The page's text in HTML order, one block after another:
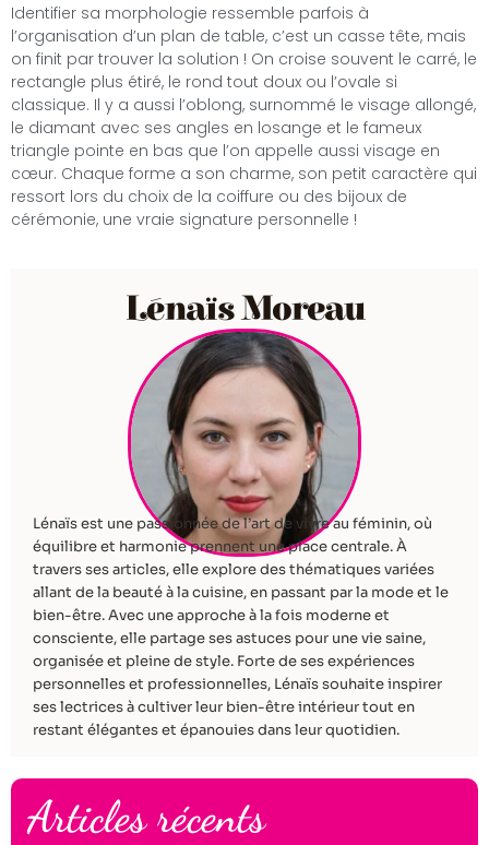
Identifier sa morphologie ressemble parfois à
l’organisation d’un plan de table, c’est un casse tête, mais
on finit par trouver la solution ! On croise souvent le carré, le
rectangle plus étiré, le rond tout doux ou l’ovale si
classique. Il y a aussi l’oblong, surnommé le visage allongé,
le diamant avec ses angles en losange et le fameux
triangle pointe en bas que l’on appelle aussi visage en
cœur. Chaque forme a son charme, son petit caractère qui
ressort lors du choix de la coiffure ou des bijoux de
cérémonie, une vraie signature personnelle !
Lénaïs Moreau
Lénaïs est une passionnée de l’art de vivre au féminin, où
équilibre et harmonie prennent une place centrale. À
travers ses articles, elle explore des thématiques variées
allant de la beauté à la cuisine, en passant par la mode et le
bien-être. Avec une approche à la fois moderne et
consciente, elle partage ses astuces pour une vie saine,
organisée et pleine de style. Forte de ses expériences
personnelles et professionnelles, Lénaïs souhaite inspirer
ses lectrices à cultiver leur bien-être intérieur tout en
restant élégantes et épanouies dans leur quotidien.
Articles récents